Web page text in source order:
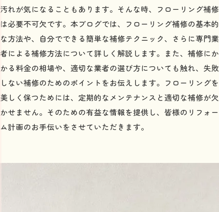
汚れが気になることもあります。そんな時、フローリング補修
は必要不可欠です。本ブログでは、フローリング補修の基本的
な方法や、自分でできる簡単な補修テクニック、さらに専門業
者による補修方法について詳しく解説します。また、補修にか
かる料金の相場や、適切な業者の選び方についても触れ、失敗
しない補修のためのポイントをお伝えします。フローリングを
美しく保つためには、定期的なメンテナンスと適切な補修が欠
かせません。そのための有益な情報を提供し、皆様のリフォー
ム計画のお手伝いをさせていただきます。